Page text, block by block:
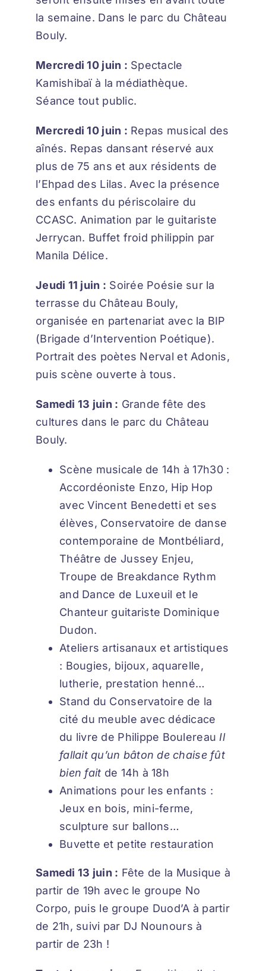
la semaine. Dans le parc du Château
Bouly.
Mercredi 10 juin : Spectacle
Kamishibaï à la médiathèque.
Séance tout public.
Mercredi 10 juin : Repas musical des
aînés. Repas dansant réservé aux
plus de 75 ans et aux résidents de
l’Ehpad des Lilas. Avec la présence
des enfants du périscolaire du
CCASC. Animation par le guitariste
Jerrycan. Buffet froid philippin par
Manila Délice.
Jeudi 11 juin : Soirée Poésie sur la
terrasse du Château Bouly,
organisée en partenariat avec la BIP
(Brigade d’Intervention Poétique).
Portrait des poètes Nerval et Adonis,
puis scène ouverte à tous.
Samedi 13 juin : Grande fête des
cultures dans le parc du Château
Bouly.
Scène musicale de 14h à 17h30 :
Accordéoniste Enzo, Hip Hop
avec Vincent Benedetti et ses
élèves, Conservatoire de danse
contemporaine de Montbéliard,
Théâtre de Jussey Enjeu,
Troupe de Breakdance Rythm
and Dance de Luxeuil et le
Chanteur guitariste Dominique
Dudon.
Ateliers artisanaux et artistiques
: Bougies, bijoux, aquarelle,
lutherie, prestation henné…
Stand du Conservatoire de la
cité du meuble avec dédicace
du livre de Philippe Boulereau Il
fallait qu’un bâton de chaise fût
bien fait de 14h à 18h
Animations pour les enfants :
Jeux en bois, mini-ferme,
sculpture sur ballons…
Buvette et petite restauration
Samedi 13 juin : Fête de la Musique à
partir de 19h avec le groupe No
Corpo, puis le groupe Duod’A à partir
de 21h, suivi par DJ Nounours à
partir de 23h !